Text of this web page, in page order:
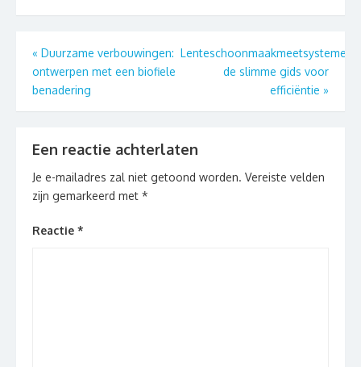
Berichtnavigatie
« Duurzame verbouwingen:
ontwerpen met een biofiele
benadering
Lenteschoonmaakmeetsystemen:
de slimme gids voor
efficiëntie »
Een reactie achterlaten
Je e-mailadres zal niet getoond worden. Vereiste velden
zijn gemarkeerd met *
Reactie *